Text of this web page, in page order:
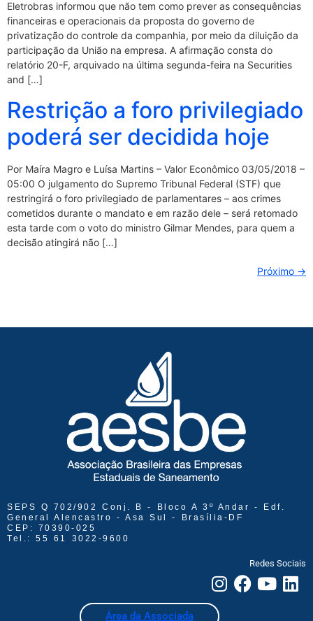
Eletrobras informou que não tem como prever as consequências
financeiras e operacionais da proposta do governo de
privatização do controle da companhia, por meio da diluição da
participação da União na empresa. A afirmação consta do
relatório 20-F, arquivado na última segunda-feira na Securities
and […]
Restrição a foro privilegiado
poderá ser decidida hoje
Por Maíra Magro e Luísa Martins – Valor Econômico 03/05/2018 –
05:00 O julgamento do Supremo Tribunal Federal (STF) que
restringirá o foro privilegiado de parlamentares – aos crimes
cometidos durante o mandato e em razão dele – será retomado
esta tarde com o voto do ministro Gilmar Mendes, para quem a
decisão atingirá não […]
Próximo →
SEPS Q 702/902 Conj. B - Bloco A 3º Andar - Edf.
General Alencastro - Asa Sul - Brasília-DF
CEP: 70390-025
Tel.: 55 61 3022-9600
Redes Sociais
Área da Associada